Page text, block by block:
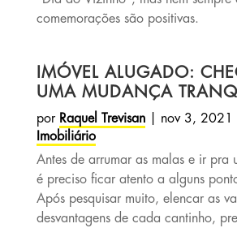
comemorações são positivas.
IMÓVEL ALUGADO:
UMA MUDANÇA
por Raquel Trevisan| nov 3, 2021
Imobiliário
Antes de arrumar as malas e ir pra
é preciso ficar atento a alguns
Após pesquisar muito, elencar as
desvantagens de cada cantinho,